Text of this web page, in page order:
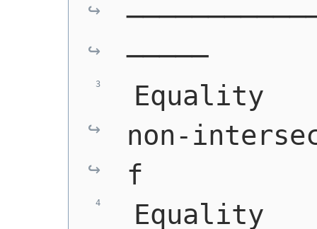
─────
Equality
non-
f
Equality